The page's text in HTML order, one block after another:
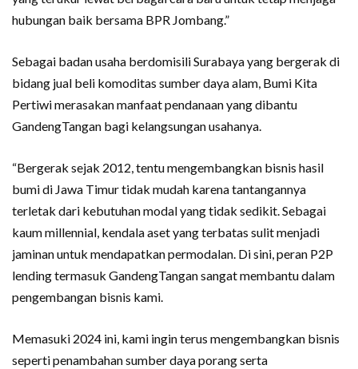
hubungan baik bersama BPR Jombang.”
Sebagai badan usaha berdomisili Surabaya yang bergerak di
bidang jual beli komoditas sumber daya alam, Bumi Kita
Pertiwi merasakan manfaat pendanaan yang dibantu
GandengTangan bagi kelangsungan usahanya.
“Bergerak sejak 2012, tentu mengembangkan bisnis hasil
bumi di Jawa Timur tidak mudah karena tantangannya
terletak dari kebutuhan modal yang tidak sedikit. Sebagai
kaum millennial, kendala aset yang terbatas sulit menjadi
jaminan untuk mendapatkan permodalan. Di sini, peran P2P
lending termasuk GandengTangan sangat membantu dalam
pengembangan bisnis kami.
Memasuki 2024 ini, kami ingin terus mengembangkan bisnis
seperti penambahan sumber daya porang serta